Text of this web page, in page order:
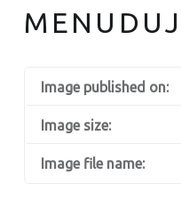
Image published on:
Image size:
Image file name: